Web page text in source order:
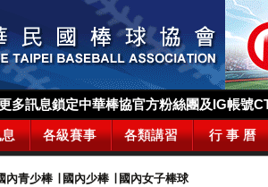
多訊息鎖定中華棒協官方粉絲團及IG帳號
各級賽事 各類講習 行 事 曆
內青少棒 國內少棒 國內女子棒球